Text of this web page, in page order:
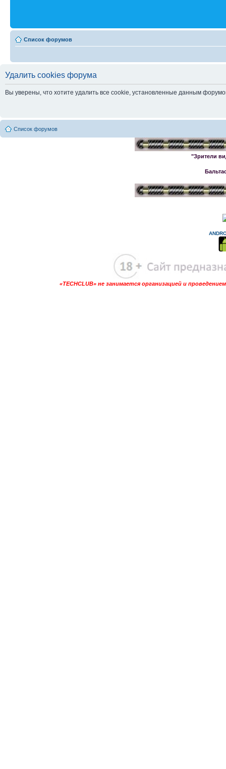
Список форумов
Удалить cookies форума
Вы уверены, что хотите удалить все cookie, установленные данным
Список форумов
"Зрители
«TECHCLUB» не занимается организацией и